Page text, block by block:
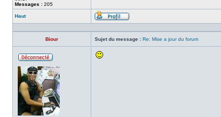
Messages : 205
Haut
Profil
Biour Sujet du message : Re: Mise a jour du forum
ligne